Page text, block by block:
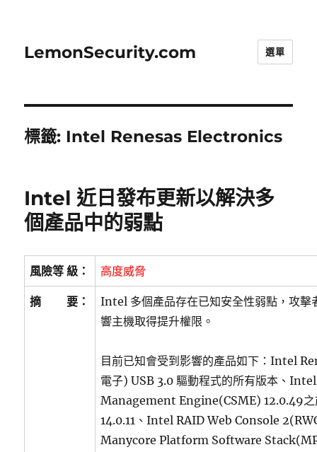
LemonSecurity.com 選單
標籤: Intel Renesas Electronics
Intel 近日發布更新以解決多
個產品中的弱點
風險等 級： 高度威脅
摘 要：
Intel 多個產品存在已知安全性弱點，攻擊
響主機取得提升權限。
目前已知會受到影響的產品如下：Intel
電子) USB 3.0 驅動程式的所有版本、
Management Engine(CSME) 12.0.49之
14.0.11、Intel RAID Web Console
Manycore Platform Software